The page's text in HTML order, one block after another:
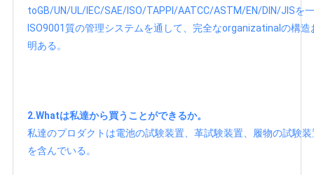
toGB/UN/UL/IEC/SAE/ISO/TAPPI/AATCC/ASTM/EN/DIN/JISを
ISO9001質の管理システムを通して、完全なorganizatinalの構
明ある。
2.Whatは私達から買うことができるか。
私達のプロダクトは電池の試験装置、革試験装置、履物の試験
を含んでいる。